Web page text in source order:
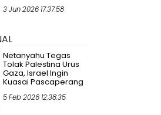
3 Jun 2026 17:37:58
Netanyahu Tegas
Tolak Palestina Urus
Gaza, Israel Ingin
Kuasai Pascaperang
5 Feb 2026 12:38:35